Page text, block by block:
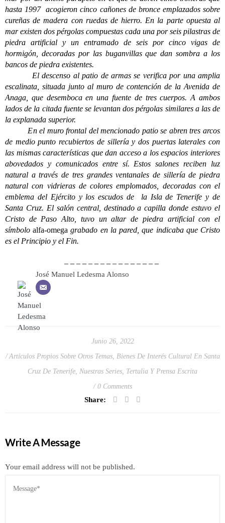
hasta 1997 acogieron cinco cañones de bronce emplazados sobre
cureñas de madera con ruedas de hierro. En la parte opuesta al
mar existen dos pérgolas compuestas cada una por seis pilastras de
piedra artificial y un entramado de seis por cinco vigas de
hormigón, decoradas por las buganvillas que dan sombra a los
bancos de piedra existentes.
El descenso al patio de armas se verifica por una amplia
escalinata, situada junto al muro de contención de la Avenida de
Anaga, que desemboca en una fuente de tres cuerpos. A ambos
lados de la citada fuente se levantan dos pérgolas similares a las de
la explanada superior.
En el muro frontal del mencionado patio se abren tres arcos
de medio punto recubiertos de sillería y dos puertas laterales con
las mismas características que dan acceso a los espacios interiores
abovedados y comunicados entre sí. Estos salones reciben luz
natural a través de tres grandes ventanales de sillería de piedra
natural con vidrieras de colores emplomados, decoradas con el
emblema del Ejército y los escudos de la Isla de Tenerife y de
Santa Cruz. El salón central, destinado a capilla donde estuvo el
Cristo de Paso Alto, tuvo un altar de piedra artificial con el
símboloalfa-omega grabado en la pared, que indicaba que Cristo
es el Principio y el Fin.
– – – – – – – – – – – – – – – –
José Manuel Ledesma Alonso
Junio 26, 2022
Artículos Propios Sobre Otros Temas, Bienes De Interés Cultural En Santa
Cruz De Tenerife Nuestras Series Tertulia Y Prensa Escrita
0 Comments
Share:
Write A Message
Your email address will not be published.